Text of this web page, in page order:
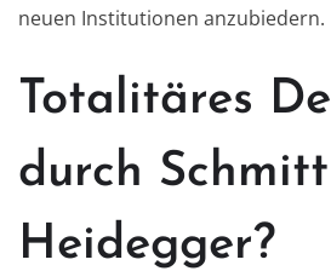
neuen Institutionen anzubiedern.
Totalitäres
durch
Heidegger?